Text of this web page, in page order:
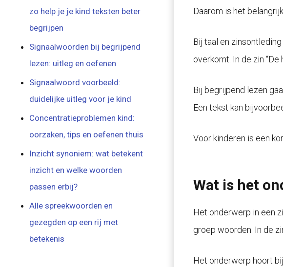
Daarom is het
Bij taal en
overkomt. In de zin
Bij begrijpend lezen
Een tekst kan
Voor kinderen is een
Wat is het
Het onderwerp in een
groep woorden. In de
Het onderwerp hoort
zo help je je kind teksten beter
begrijpen
Signaalwoorden bij begrijpend
lezen: uitleg en oefenen
Signaalwoord voorbeeld:
duidelijke uitleg voor je kind
Concentratieproblemen kind:
oorzaken, tips en oefenen thuis
Inzicht synoniem: wat betekent
inzicht en welke woorden
passen erbij?
Alle spreekwoorden en
gezegden op een rij met
betekenis